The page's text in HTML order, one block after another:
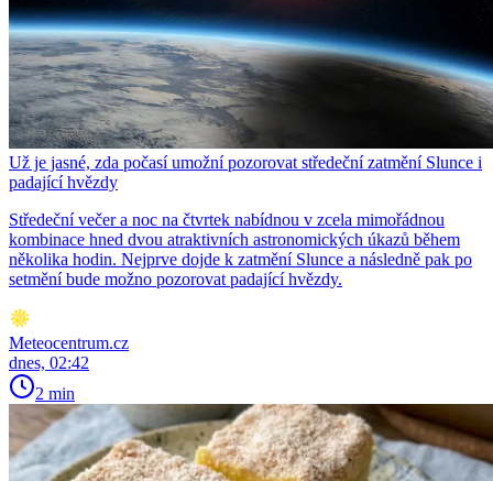
Už je jasné, zda počasí umožní pozorovat středeční zatmění Slunce i
padající hvězdy
Středeční večer a noc na čtvrtek nabídnou v zcela mimořádnou
kombinace hned dvou atraktivních astronomických úkazů během
několika hodin. Nejprve dojde k zatmění Slunce a následně pak po
setmění bude možno pozorovat padající hvězdy.
Meteocentrum.cz
dnes, 02:42
2 min